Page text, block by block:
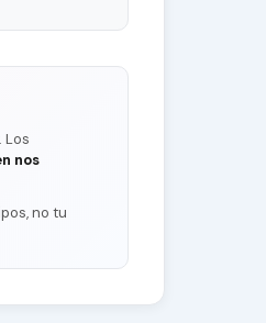
Los
nos
no tu